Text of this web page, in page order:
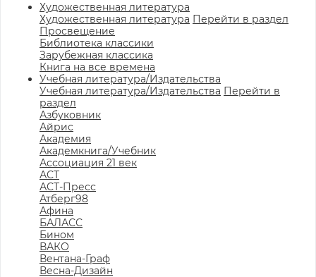
Художественная литература
Художественная литература Перейти в раздел
Просвещение
Библиотека классики
Зарубежная классика
Книга на все времена
Учебная литература/Издательства
Учебная литература/Издательства Перейти в
раздел
Азбуковник
Айрис
Академия
Академкнига/Учебник
Ассоциация 21 век
АСТ
АСТ-Пресс
Атберг98
Афина
БАЛАСС
Бином
ВАКО
Вентана-Граф
Весна-Дизайн